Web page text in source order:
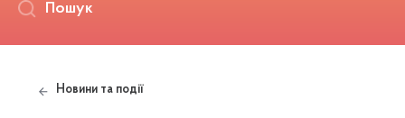
Пошук
Новини та події